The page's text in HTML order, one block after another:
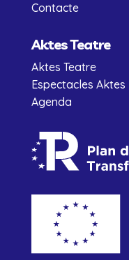
Contacte
Aktes Teatre
Aktes Teatre
Espectacles Aktes
Agenda